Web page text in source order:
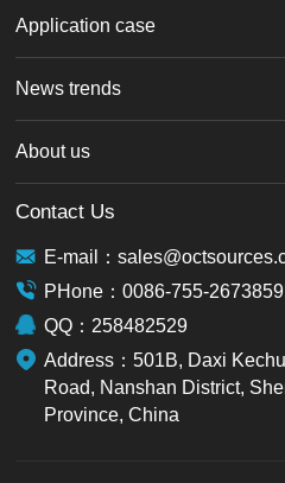
Application case
News trends
About us
Contact Us
E-mail：
PHone：0086-755-
QQ：258482529
Address：501B, Daxi
Road, Nanshan District,
Province, China